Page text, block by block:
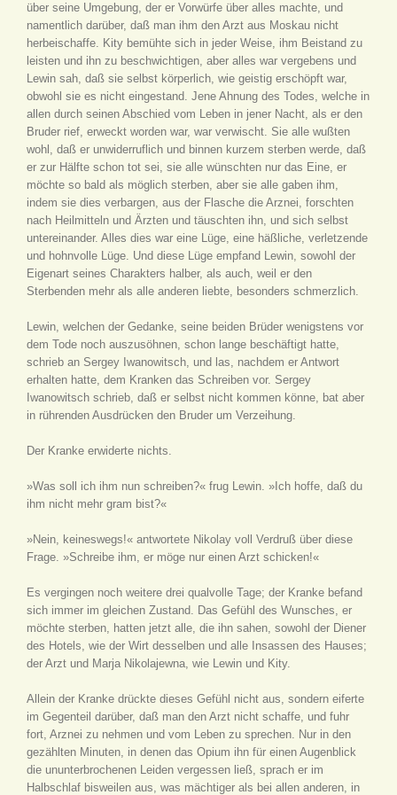
über seine Umgebung, der er Vorwürfe über alles machte, und
namentlich darüber, daß man ihm den Arzt aus Moskau nicht
herbeischaffe. Kity bemühte sich in jeder Weise, ihm Beistand zu
leisten und ihn zu beschwichtigen, aber alles war vergebens und
Lewin sah, daß sie selbst körperlich, wie geistig erschöpft war,
obwohl sie es nicht eingestand. Jene Ahnung des Todes, welche in
allen durch seinen Abschied vom Leben in jener Nacht, als er den
Bruder rief, erweckt worden war, war verwischt. Sie alle wußten
wohl, daß er unwiderruflich und binnen kurzem sterben werde, daß
er zur Hälfte schon tot sei, sie alle wünschten nur das Eine, er
möchte so bald als möglich sterben, aber sie alle gaben ihm,
indem sie dies verbargen, aus der Flasche die Arznei, forschten
nach Heilmitteln und Ärzten und täuschten ihn, und sich selbst
untereinander. Alles dies war eine Lüge, eine häßliche, verletzende
und hohnvolle Lüge. Und diese Lüge empfand Lewin, sowohl der
Eigenart seines Charakters halber, als auch, weil er den
Sterbenden mehr als alle anderen liebte, besonders schmerzlich.
Lewin, welchen der Gedanke, seine beiden Brüder wenigstens vor
dem Tode noch auszusöhnen, schon lange beschäftigt hatte,
schrieb an Sergey Iwanowitsch, und las, nachdem er Antwort
erhalten hatte, dem Kranken das Schreiben vor. Sergey
Iwanowitsch schrieb, daß er selbst nicht kommen könne, bat aber
in rührenden Ausdrücken den Bruder um Verzeihung.
Der Kranke erwiderte nichts.
»Was soll ich ihm nun schreiben?« frug Lewin. »Ich hoffe, daß du
ihm nicht mehr gram bist?«
»Nein, keineswegs!« antwortete Nikolay voll Verdruß über diese
Frage. »Schreibe ihm, er möge nur einen Arzt schicken!«
Es vergingen noch weitere drei qualvolle Tage; der Kranke befand
sich immer im gleichen Zustand. Das Gefühl des Wunsches, er
möchte sterben, hatten jetzt alle, die ihn sahen, sowohl der Diener
des Hotels, wie der Wirt desselben und alle Insassen des Hauses;
der Arzt und Marja Nikolajewna, wie Lewin und Kity.
Allein der Kranke drückte dieses Gefühl nicht aus, sondern eiferte
im Gegenteil darüber, daß man den Arzt nicht schaffe, und fuhr
fort, Arznei zu nehmen und vom Leben zu sprechen. Nur in den
gezählten Minuten, in denen das Opium ihn für einen Augenblick
die ununterbrochenen Leiden vergessen ließ, sprach er im
Halbschlaf bisweilen aus, was mächtiger als bei allen anderen, in